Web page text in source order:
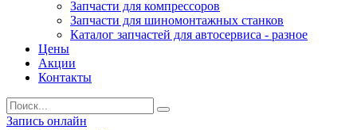
Запчасти для компрессоров
Запчасти для шиномонтажных станков
Каталог запчастей для автосервиса - разное
Цены
Акции
Контакты
Запись онлайн